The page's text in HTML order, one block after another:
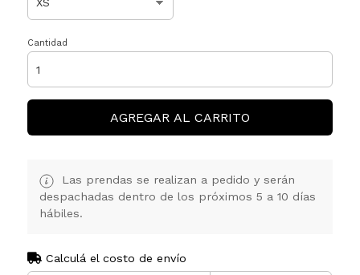
Cantidad
AGREGAR AL CARRITO
Las prendas se realizan a pedido y serán
despachadas dentro de los próximos 5 a 10 días
hábiles.
Calculá el costo de envío